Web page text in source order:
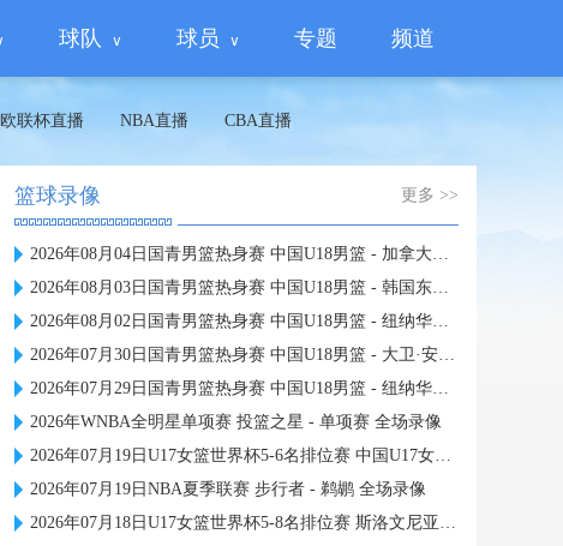
球队 球员 专题 频道
欧联杯直播 NBA直播 CBA直播
篮球录像 更多 >>
2026年08月04日国青男篮热身赛 中国U18男篮 - 加拿大大卫·安篮球学院 全场录像
2026年08月03日国青男篮热身赛 中国U18男篮 - 韩国东国大学 全场录像
2026年08月02日国青男篮热身赛 中国U18男篮 - 纽纳华丁闪电队 全场录像
2026年07月30日国青男篮热身赛 中国U18男篮 - 大卫·安篮球学院 全场录像
2026年07月29日国青男篮热身赛 中国U18男篮 - 纽纳华丁闪电队 全场录像
2026年WNBA全明星单项赛 投篮之星 - 单项赛 全场录像
2026年07月19日U17女篮世界杯5-6名排位赛 中国U17女篮 - 新西兰U17女篮 全场录像
2026年07月19日NBA夏季联赛 步行者 - 鹈鹕 全场录像
2026年07月18日U17女篮世界杯5-8名排位赛 斯洛文尼亚U17女篮 - 中国U17女篮 全场录像